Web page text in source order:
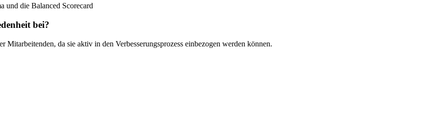
und die Balanced Scorecard
bei?
da sie aktiv in den Verbesserungsprozess einbezogen werden können.